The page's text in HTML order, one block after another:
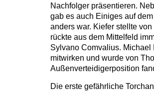
Nachfolger präsentieren.
gab es auch Einiges auf
anders war. Kiefer stellte
rückte aus dem Mittelfeld
Sylvano Comvalius.
mitwirken und wurde von
Außenverteidigerposition
Die erste gefährliche